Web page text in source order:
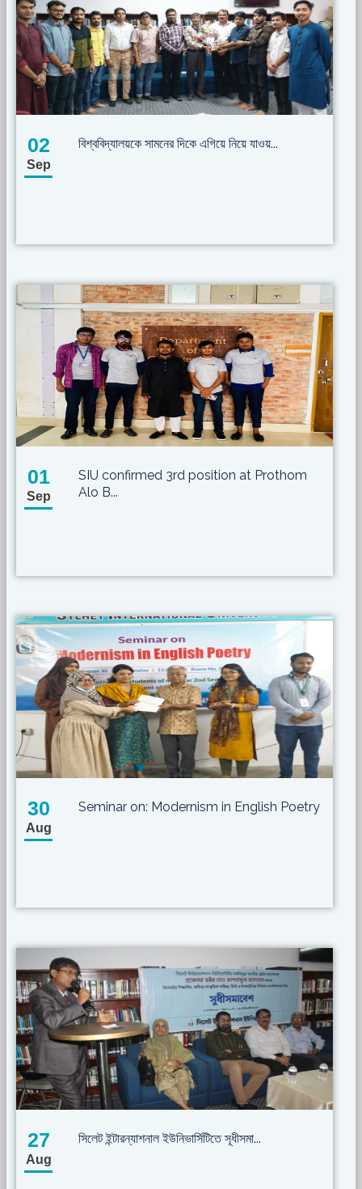
02
Sep
বিশ্ববিদ্যালয়কে সামনের দিকে এগিয়ে নিয়ে যাওয়...
01
Sep
SIU confirmed 3rd position at Prothom
Alo B...
30
Aug
Seminar on: Modernism in English Poetry
27
Aug
সিলেট ইন্টারন্যাশনাল ইউনিভার্সিটিতে সূধীসমা...